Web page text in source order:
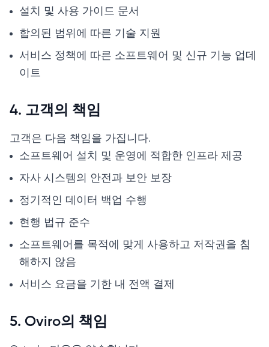
설치 및 사용 가이드 문서
합의된 범위에 따른 기술 지원
서비스 정책에 따른 소프트웨어 및 신규 기능 업데
이트
4. 고객의 책임
고객은 다음 책임을 가집니다.
소프트웨어 설치 및 운영에 적합한 인프라 제공
자사 시스템의 안전과 보안 보장
정기적인 데이터 백업 수행
현행 법규 준수
소프트웨어를 목적에 맞게 사용하고 저작권을 침
해하지 않음
서비스 요금을 기한 내 전액 결제
5. Oviro의 책임